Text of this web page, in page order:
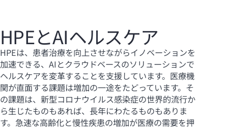
HPEとAIヘルスケア
HPEは、患者治療を向上させながらイノベーションを
加速できる、AIとクラウドベースのソリューションで
ヘルスケアを変革することを支援しています。医療機
関が直面する課題は増加の一途をたどっています。そ
の課題は、新型コロナウイルス感染症の世界的流行か
ら生じたものもあれば、長年にわたるものもありま
す。急速な高齢化と慢性疾患の増加が医療の需要を押